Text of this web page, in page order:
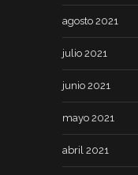
agosto 2021
julio 2021
junio 2021
mayo 2021
abril 2021